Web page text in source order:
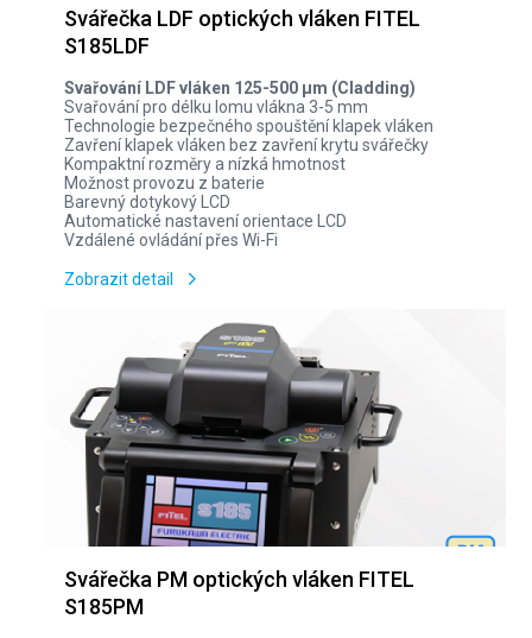
Svářečka LDF optických vláken FITEL
S185LDF
Svařování LDF vláken 125-500 µm (Cladding)
Svařování pro délku lomu vlákna 3-5 mm
Technologie bezpečného spouštění klapek vláken
Zavření klapek vláken bez zavření krytu svářečky
Kompaktní rozměry a nízká hmotnost
Možnost provozu z baterie
Barevný dotykový LCD
Automatické nastavení orientace LCD
Vzdálené ovládání přes Wi-Fi
Zobrazit detail
Svářečka PM optických vláken FITEL
S185PM